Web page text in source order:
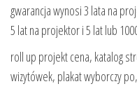
gwarancja wynosi 3 lata na
5 lat na projektor i 5 lat lub
roll up projekt cena, katalog
wizytówek, plakat wyborczy